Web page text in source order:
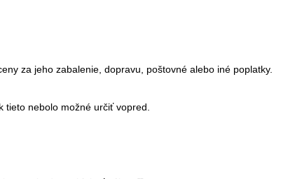
za jeho zabalenie, dopravu, poštovné alebo iné poplatky.
tieto nebolo možné určiť vopred.